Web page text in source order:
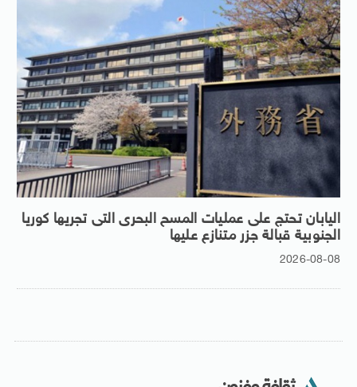
اليابان تحتج على عمليات المسح البحرى التى تجريها كوريا
الجنوبية قبالة جزر متنازع عليها
2026-08-08